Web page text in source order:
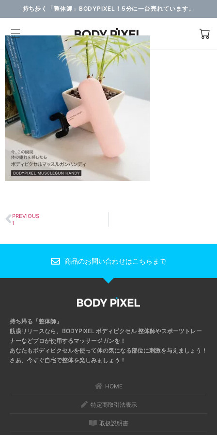
持ち歩く「整体師」BODYPIXEL！5分に一台売れています。
PREVIOUS
1
商品のお問い合わせはこちらまで
持ち帰る「整体師」
筋膜リリースなら、BODYPIXEL ボディピクセル 整体師やスポーツトレー
ナーなどプロが使用するマッサージガンを！
あなたもボディピクセルを使って体の気になる部位に刺激を与えましょう！
さあ、今すぐ自宅で整体を楽しみましょう！
HOME
特定商取引法表示
取扱説明書